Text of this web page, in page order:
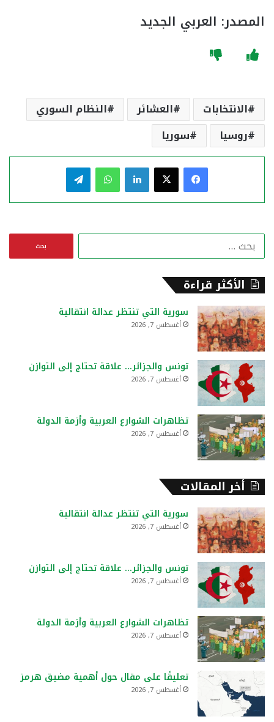
المصدر: العربي الجديد
الانتخابات العشائر
النظام السوري
روسيا
سوريا
فيسبوك لينكدإن واتساب
ن
الأكثر قراءة
سورية التي تنتظر عدالة انتقالية
أغسطس 7, 2026
تونس والجزائر… علاقة تحتاج إلى التوازن
أغسطس 7, 2026
تظاهرات الشوارع العربية وأزمة الدولة
أغسطس 7, 2026
أخر المقالات
سورية التي تنتظر عدالة انتقالية
أغسطس 7, 2026
تونس والجزائر… علاقة تحتاج إلى التوازن
أغسطس 7, 2026
تظاهرات الشوارع العربية وأزمة الدولة
أغسطس 7, 2026
تعليقًا على مقال حول أهمية مضيق هرمز
أغسطس 7, 2026